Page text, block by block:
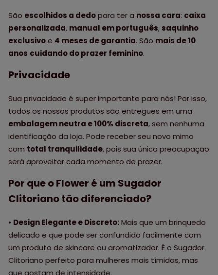
São escolhidos a dedopara ter a nossa cara: caixa
personalizada, manual em português, saquinho
exclusivoe 4 meses de garantia. São mais de 10
anos cuidando do prazer feminino.
Privacidade
Sua privacidade é super importante para nós! Por isso,
todos os nossos produtos são entregues em uma
embalagem neutra e 100% discreta, sem nenhuma
identificação da loja. Pode receber seu novo mimo
com total tranquilidade, pois sua única preocupação
será aproveitar cada momento de prazer.
Por que o Flower é um Sugador
Clitoriano tão diferenciado?
• Design Elegante e Discreto:Mais que um brinquedo
delicado e que pode ser confundido facilmente com
um produto de skincare ou aromatizador. É o Sugador
Clitoriano perfeito para mulheres mais tímidas, mas
que gostam de intensidade.